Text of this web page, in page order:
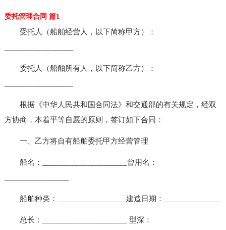
委托管理合同 篇1
受托人（船舶经营人，以下简称甲方）：
委托人（船舶所有人，以下简称乙方）：
根据《中华人民共和国合同法》和交通部的有关规定，经双
方协商，本着平等自愿的原则，签订如下合同：
一、乙方将自有船舶委托甲方经营管理
船名：_____________________曾用名：
船舶种类：_________________建造日期：______________
总长：_____________________ 型深：